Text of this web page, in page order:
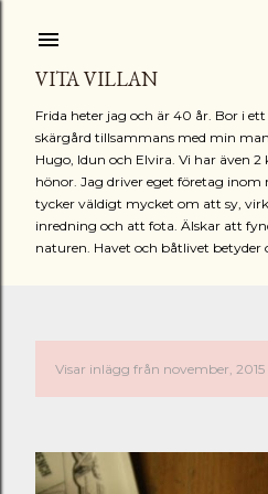
VITA VILLAN
Frida heter jag och är 40 år. Bor i
skärgård tillsammans med min
Hugo, Idun och Elvira. Vi har även
hönor. Jag driver eget företag inom
tycker väldigt mycket om att sy,
inredning och att fota. Älskar att
naturen. Havet och båtlivet
I
l
Visar inlägg från november, 2015